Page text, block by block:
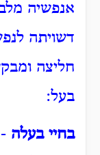
אנפשיה
דשויתה
חליצה
בעל:
בחיי בעלה